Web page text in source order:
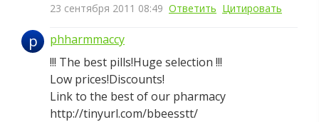
23 сентября 2011 08:49 Ответить Цитировать
p
phharmmaccy
!!! The best pills!Huge selection !!!
Low prices!Discounts!
Link to the best of our pharmacy
http://tinyurl.com/bbeesstt/